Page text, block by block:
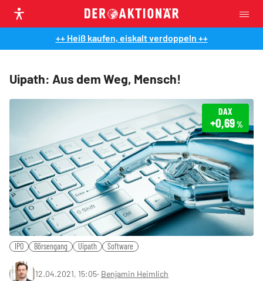
++ Heiß kaufen, eiskalt verdoppeln ++
Uipath: Aus dem Weg, Mensch!
DAX
+0,69%
IPO Börsengang Uipath Software
12.04.2021, 15:05‧ Benjamin Heimlich